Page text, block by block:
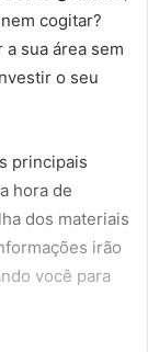
cogitar?
sua área sem
o seu
principais
hora de
dos materiais
irão
você para